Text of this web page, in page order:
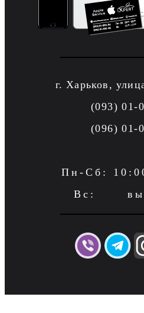
г. Харьков,
(093) 01-
(096) 01-
Пн-Сб:
Вс: